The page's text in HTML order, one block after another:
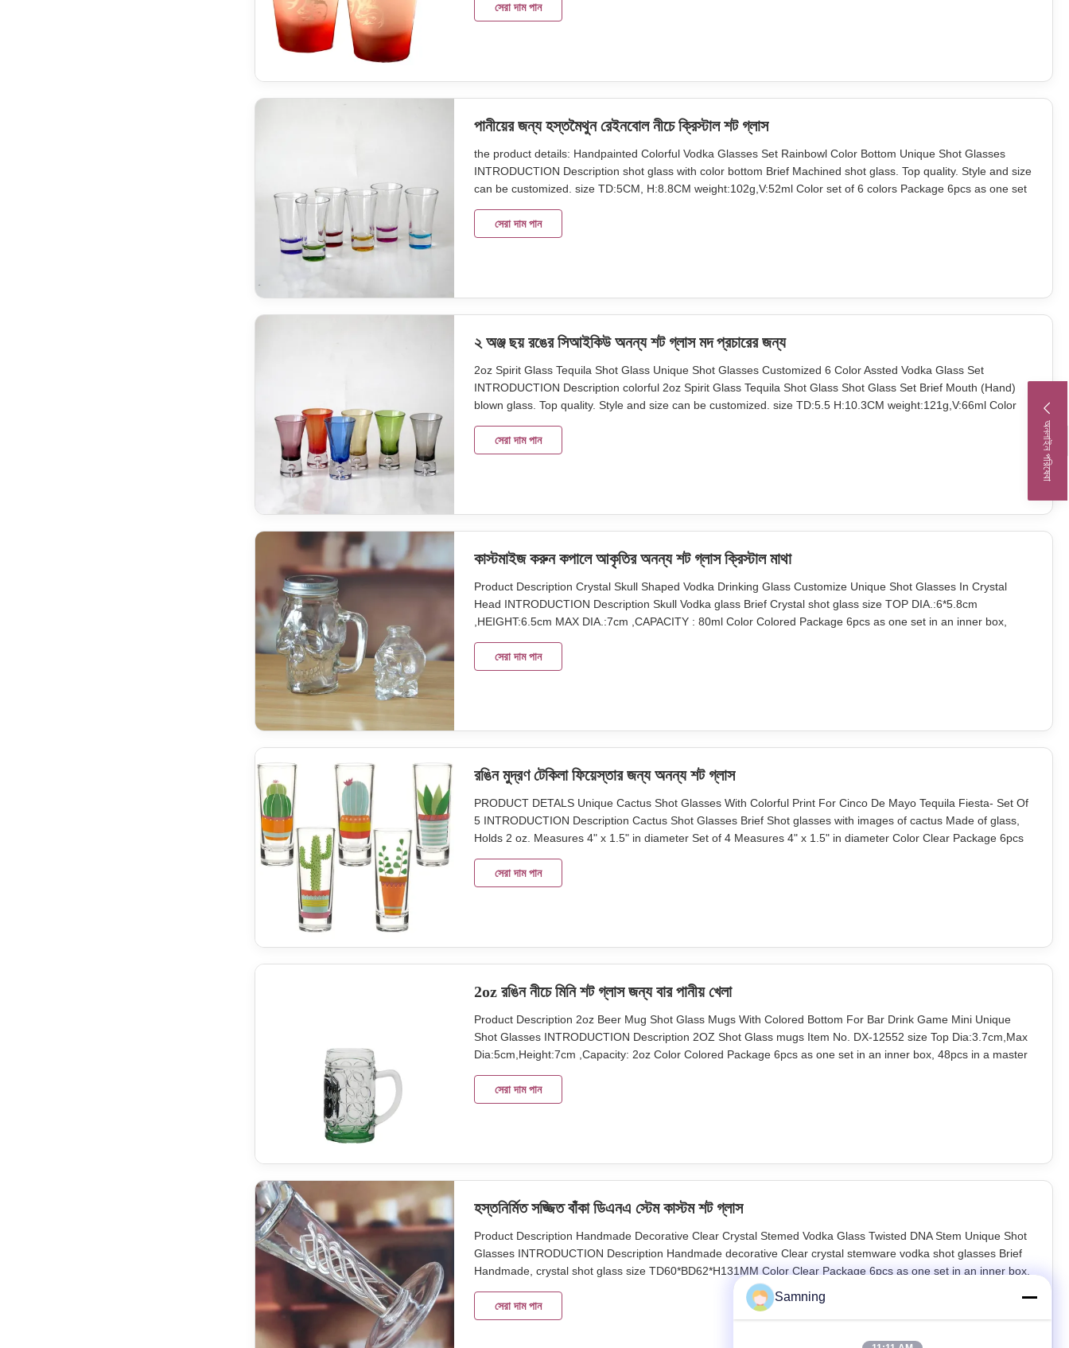
অনলাইন পরিষেবা
with special shot glass cup. this
সেরা দাম পান
পানীয়ের জন্য হস্তমৈথুন রেইনবোল নীচে ক্রিস্টাল শট গ্লাস
the product details: Handpainted Colorful Vodka Glasses Set Rainbowl Color Bottom Unique Shot Glasses
INTRODUCTION Description shot glass with color bottom Brief Machined shot glass. Top quality. Style and size
can be customized. size TD:5CM, H:8.8CM weight:102g,V:52ml Color set of 6 colors Package 6pcs as one set
45days Our company and factory take lots of efforts on quality
সেরা দাম পান
২ অঞ্জ ছয় রঙের সিআইকিউ অনন্য শট গ্লাস মদ প্রচারের জন্য
2oz Spirit Glass Tequila Shot Glass Unique Shot Glasses Customized 6 Color Assted Vodka Glass Set
INTRODUCTION Description colorful 2oz Spirit Glass Tequila Shot Glass Shot Glass Set Brief Mouth (Hand)
blown glass. Top quality. Style and size can be customized. size TD:5.5 H:10.3CM weight:121g,V:66ml Color
MOQ 4800 sets Lead Time 45days Our company and factory take lots
সেরা দাম পান
কাস্টমাইজ করুন কপালে আকৃতির অনন্য শট গ্লাস ক্রিস্টাল মাথা
Product Description Crystal Skull Shaped Vodka Drinking Glass Customize Unique Shot Glasses In Crystal
Head INTRODUCTION Description Skull Vodka glass Brief Crystal shot glass size TOP DIA.:6*5.8cm
,HEIGHT:6.5cm MAX DIA.:7cm ,CAPACITY : 80ml Color Colored Package 6pcs as one set in an inner box,
and factory take lots of efforts on quality control. We provide top quality
সেরা দাম পান
রঙিন মুদ্রণ টেকিলা ফিয়েস্তার জন্য অনন্য শট গ্লাস
PRODUCT DETALS Unique Cactus Shot Glasses With Colorful Print For Cinco De Mayo Tequila Fiesta- Set Of
5 INTRODUCTION Description Cactus Shot Glasses Brief Shot glasses with images of cactus Made of glass,
Holds 2 oz. Measures 4" x 1.5" in diameter Set of 4 Measures 4" x 1.5" in diameter Color Clear Package 6pcs
Time 45days Our company and factory take lots of efforts on
সেরা দাম পান
2oz রঙিন নীচে মিনি শট গ্লাস জন্য বার পানীয় খেলা
Product Description 2oz Beer Mug Shot Glass Mugs With Colored Bottom For Bar Drink Game Mini Unique
Shot Glasses INTRODUCTION Description 2OZ Shot Glass mugs Item No. DX-12552 size Top Dia:3.7cm,Max
Dia:5cm,Height:7cm ,Capacity: 2oz Color Colored Package 6pcs as one set in an inner box, 48pcs in a master
lots of efforts on quality control. We provide top quality glassware with
সেরা দাম পান
হস্তনির্মিত সজ্জিত বাঁকা ডিএনএ স্টেম কাস্টম শট গ্লাস
Product Description Handmade Decorative Clear Crystal Stemed Vodka Glass Twisted DNA Stem Unique Shot
Glasses INTRODUCTION Description Handmade decorative Clear crystal stemware vodka shot glasses Brief
Handmade, crystal shot glass size TD60*BD62*H131MM Color Clear Package 6pcs as one set in an inner box,
48pcs in a master carton. Brown box. Normal safe package. MOQ 2400 pcs Lead Time 45days Our company
and factory take lots of efforts on quality control. We provide top
সেরা দাম পান
Samning